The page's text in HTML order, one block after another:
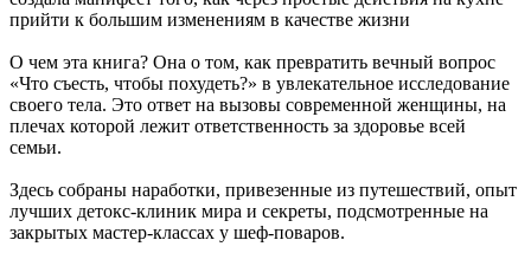
прийти к большим изменениям в качестве жизни
О чем эта книга? Она о том, как превратить вечный вопрос
«Что съесть, чтобы похудеть?» в увлекательное исследование
своего тела. Это ответ на вызовы современной женщины, на
плечах которой лежит ответственность за здоровье всей
семьи.
Здесь собраны наработки, привезенные из путешествий, опыт
лучших детокс-клиник мира и секреты, подсмотренные на
закрытых мастер-классах у шеф-поваров.